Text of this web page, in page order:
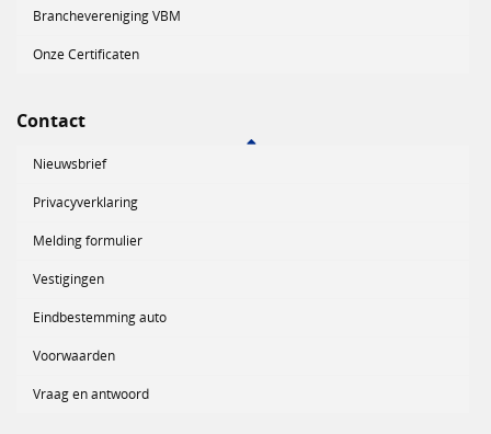
Branchevereniging VBM
Onze Certificaten
Contact
Nieuwsbrief
Privacyverklaring
Melding formulier
Vestigingen
Eindbestemming auto
Voorwaarden
Vraag en antwoord